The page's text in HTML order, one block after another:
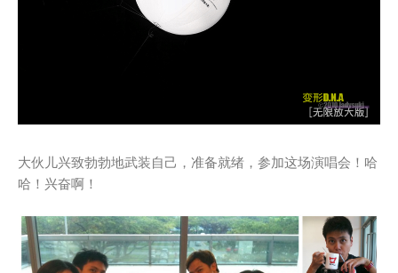
大伙儿兴致勃勃地武装自己，准备就绪，参加这场演唱会！哈
哈！兴奋啊！